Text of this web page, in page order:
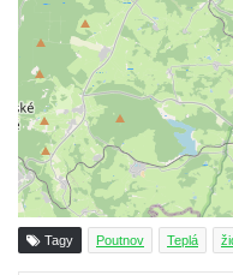
Tagy Poutnov Teplá